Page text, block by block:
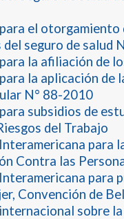
el otorgamiento
seguro de salud
la afiliación de
la aplicación de
N° 88-2010
subsidios de
del Trabajo
para
Contra las
para
Convención de
sobre